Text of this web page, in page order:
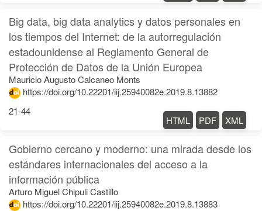
Big data, big data analytics y datos personales en
los tiempos del Internet: de la autorregulación
estadounidense al Reglamento General de
Protección de Datos de la Unión Europea
Mauricio Augusto Calcaneo Monts
https://doi.org/10.22201/iij.25940082e.2019.8.13882
21-44
XML
PDF
HTML
Gobierno cercano y moderno: una mirada desde los
estándares internacionales del acceso a la
información pública
Arturo Miguel Chipuli Castillo
https://doi.org/10.22201/iij.25940082e.2019.8.13883